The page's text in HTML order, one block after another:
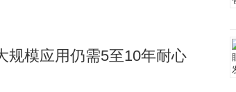
规模应用仍需5至10年耐心